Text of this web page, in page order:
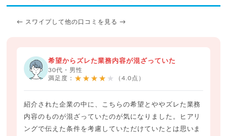
← スワイプして他の口コミを見る →
希望からズレた業務内容が混ざっていた
30代・男性
満足度： ★★★★★ （4.0点）
紹介された企業の中に、こちらの希望とややズレた業務
内容のものが混ざっていたのが気になりました。ヒアリ
ングで伝えた条件を考慮していただけていたとは思いま